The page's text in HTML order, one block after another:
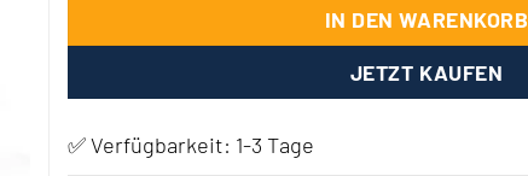
IN DEN WARENKORB
JETZT KAUFEN
✅ Verfügbarkeit: 1-3 Tage